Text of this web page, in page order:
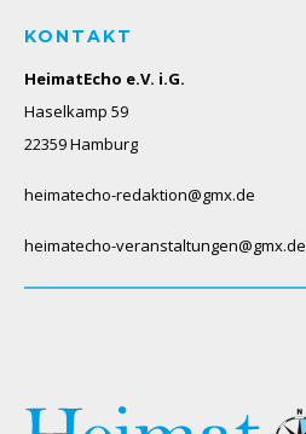
KONTAKT
HeimatEcho e.V. i.G.
Haselkamp 59
22359 Hamburg
heimatecho-redaktion@gmx.de
heimatecho-veranstaltungen@gmx.de